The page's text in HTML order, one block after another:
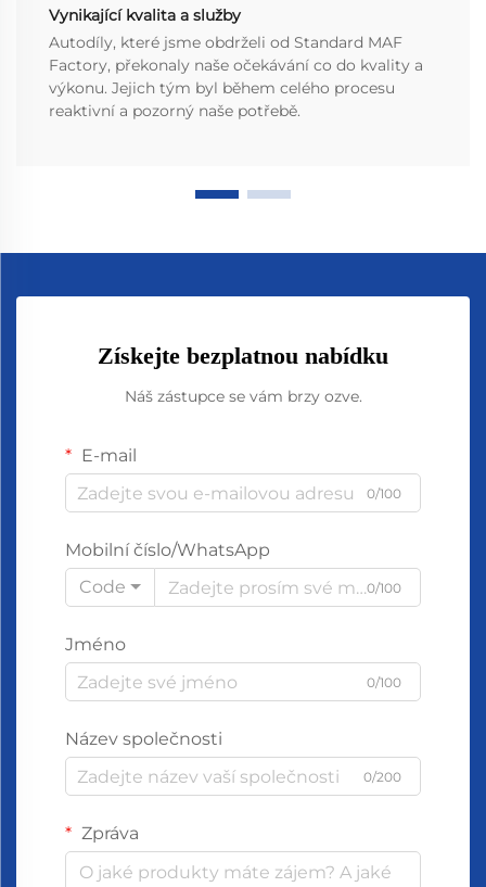
Vynikající kvalita a služby
Autodíly, které jsme obdrželi od Standard MAF
Factory, překonaly naše očekávání co do kvality a
výkonu. Jejich tým byl během celého procesu
reaktivní a pozorný naše potřebě.
Získejte bezplatnou nabídku
Náš zástupce se vám brzy ozve.
E-mail
0/100
Mobilní číslo/WhatsApp
Code
0/100
Jméno
0/100
Název společnosti
0/200
Zpráva